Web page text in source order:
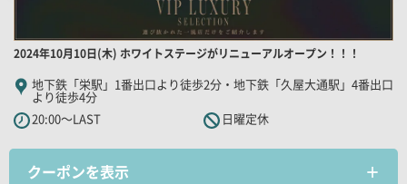
店
舗
PR
キ
2024年10月10日(木) ホワイトステージがリニューアルオープン！！！
地下鉄「栄駅」1番出口より徒歩2分・地下鉄「久屋大通駅」4番出口
より徒歩4分
20:00～LAST
日曜定休
クーポンを表示